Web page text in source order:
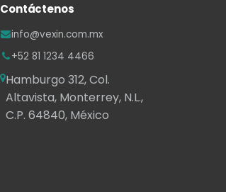
Contáctenos
info@vexin.com.mx
+52 81 1234 4466
Hamburgo 312, Col.
Altavista, Monterrey, N.L.,
C.P. 64840, México